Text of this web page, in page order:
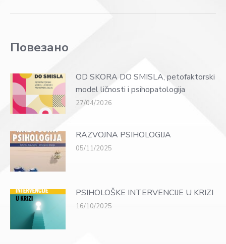
Повезано
OD SKORA DO SMISLA, petofaktorski
model ličnosti i psihopatologija
27/04/2026
RAZVOJNA PSIHOLOGIJA
05/11/2025
PSIHOLOŠKE INTERVENCIJE U KRIZI
16/10/2025